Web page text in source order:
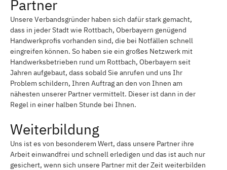
Partner
Unsere Verbandsgründer haben sich dafür stark gemacht,
dass in jeder Stadt wie Rottbach, Oberbayern genügend
Handwerkprofis vorhanden sind, die bei Notfällen schnell
eingreifen können. So haben sie ein großes Netzwerk mit
Handwerksbetrieben rund um Rottbach, Oberbayern seit
Jahren aufgebaut, dass sobald Sie anrufen und uns Ihr
Problem schildern, Ihren Auftrag an den von Ihnen am
nähesten unserer Partner vermittelt. Dieser ist dann in der
Regel in einer halben Stunde bei Ihnen.
Weiterbildung
Uns ist es von besonderem Wert, dass unsere Partner ihre
Arbeit einwandfrei und schnell erledigen und das ist auch nur
gesichert, wenn sich unsere Partner mit der Zeit weiterbilden